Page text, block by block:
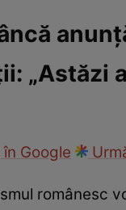
„Astăzi
Google
românesc